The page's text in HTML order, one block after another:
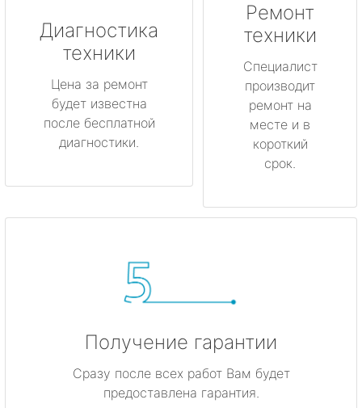
Диагностика
техники
Цена за ремонт
будет известна
после бесплатной
диагностики.
Ремонт
техники
Специалист
производит
ремонт на
месте и в
короткий
срок.
Получение гарантии
Сразу после всех работ Вам будет
предоставлена гарантия.